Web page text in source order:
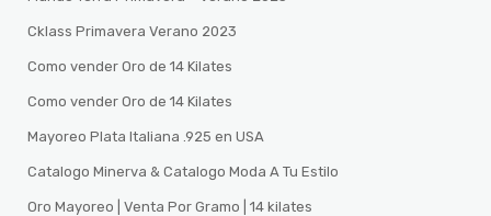
Cklass Primavera Verano 2023
Como vender Oro de 14 Kilates
Como vender Oro de 14 Kilates
Mayoreo Plata Italiana .925 en USA
Catalogo Minerva & Catalogo Moda A Tu Estilo
Oro Mayoreo | Venta Por Gramo | 14 kilates